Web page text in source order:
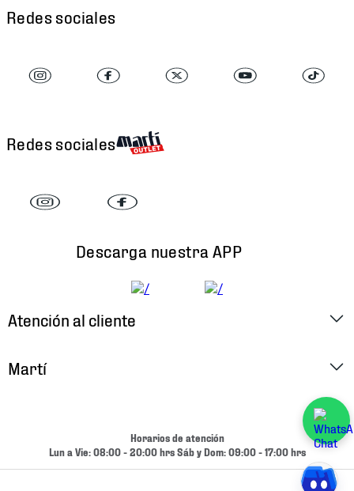
Redes sociales
Redes sociales
Descarga nuestra APP
Atención al cliente
Cambios y Devoluciones
Martí
Horarios de atención
Lun a Vie: 08:00 - 20:00 hrs Sáb y Dom: 09:00 - 17:00 hrs